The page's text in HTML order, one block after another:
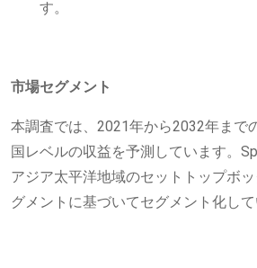
す。
市場セグメント
本調査では、2021年から2032年まで
国レベルの収益を予測しています。
アジア太平洋地域のセットトップボ
グメントに基づいてセグメント化して